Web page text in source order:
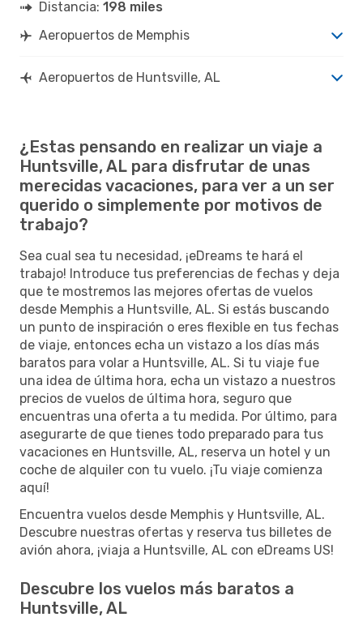
Distancia: 198 miles
Aeropuertos de Memphis
Aeropuertos de Huntsville, AL
¿Estas pensando en realizar un viaje a
Huntsville, AL para disfrutar de unas
merecidas vacaciones, para ver a un ser
querido o simplemente por motivos de
trabajo?
Sea cual sea tu necesidad, ¡eDreams te hará el
trabajo! Introduce tus preferencias de fechas y deja
que te mostremos las mejores ofertas de vuelos
desde Memphis a Huntsville, AL. Si estás buscando
un punto de inspiración o eres flexible en tus fechas
de viaje, entonces echa un vistazo a los días más
baratos para volar a Huntsville, AL. Si tu viaje fue
una idea de última hora, echa un vistazo a nuestros
precios de vuelos de última hora, seguro que
encuentras una oferta a tu medida. Por último, para
asegurarte de que tienes todo preparado para tus
vacaciones en Huntsville, AL, reserva un hotel y un
coche de alquiler con tu vuelo. ¡Tu viaje comienza
aquí!
Encuentra vuelos desde Memphis y Huntsville, AL.
Descubre nuestras ofertas y reserva tus billetes de
avión ahora, ¡viaja a Huntsville, AL con eDreams US!
Descubre los vuelos más baratos a
Huntsville, AL